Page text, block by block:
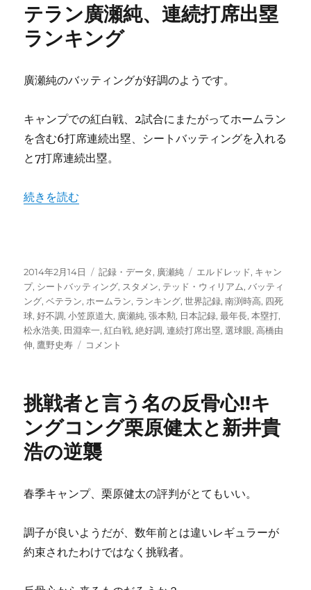
増
因
半
身
の
だ!!
に
テラン廣瀬純、連続打席出塁
ランキング
廣瀬純のバッティングが好調のようです。
キャンプでの紅白戦、2試合にまたがってホームラン
を含む6打席連続出塁、シートバッティングを入れる
と7打席連続出塁。
“好不調の波を抑えて頼むぞベテラン廣瀬純、連続打席
続きを読む
投
稿
日:
2014年2月14日
カ
テ
ゴ
リ
ー
記録・データ, 廣瀬純
タ
グ
エルドレッド, キャン
プ, シートバッティング, スタメン, テッド・ウィリアム, バッティ
ング,ベテラン, ホームラン, ランキング,世界記録,南渕時高, 四死
球,好不調,小笠原道大, 廣瀬純,張本勲, 日本記録,最年長,本塁打,
松永浩美, 田淵幸一,紅白戦,絶好調,連続打席出塁,選球眼,高橋由
伸, 鷹野史寿
好
波
抑
え
て
む
テ
ラ
コメント
挑戦者と言う名の反骨心!!キ
ングコング栗原健太と新井貴
浩の逆襲
春季キャンプ、栗原健太の評判がとてもいい。
調子が良いようだが、数年前とは違いレギュラーが
約束されたわけではなく挑戦者。